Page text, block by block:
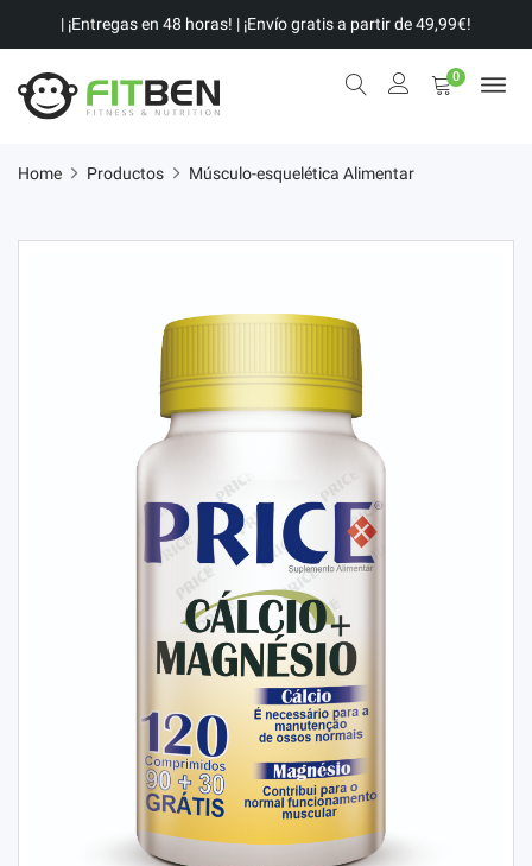
| ¡Entregas en 48 horas! | ¡Envío gratis a partir de 49,99€!
0
Home Productos Músculo-esquelética Alimentar